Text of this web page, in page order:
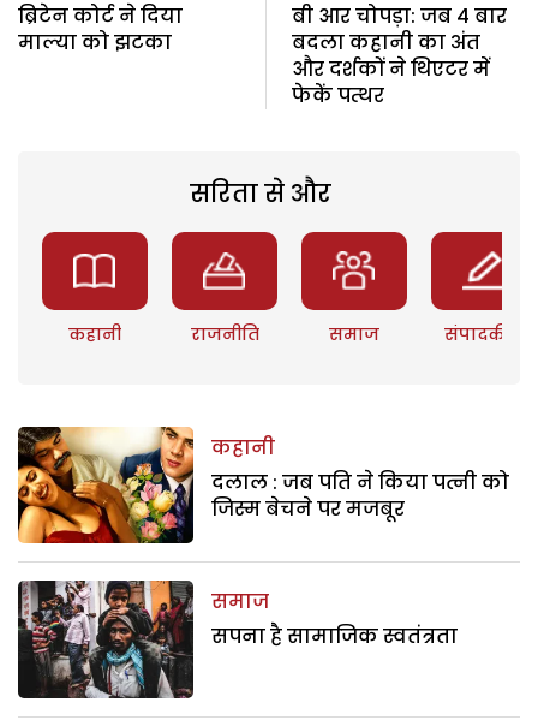
ब्रिटेन कोर्ट ने दिया
माल्या को झटका
बी आर चोपड़ा: जब 4 बार
बदला कहानी का अंत
और दर्शकों ने थिएटर में
फेकें पत्थर
सरिता से और
कहानी राजनीति समाज संपादकीय
कहानी
दलाल : जब पति ने किया पत्नी को
जिस्म बेचने पर मजबूर
समाज
सपना है सामाजिक स्वतंत्रता